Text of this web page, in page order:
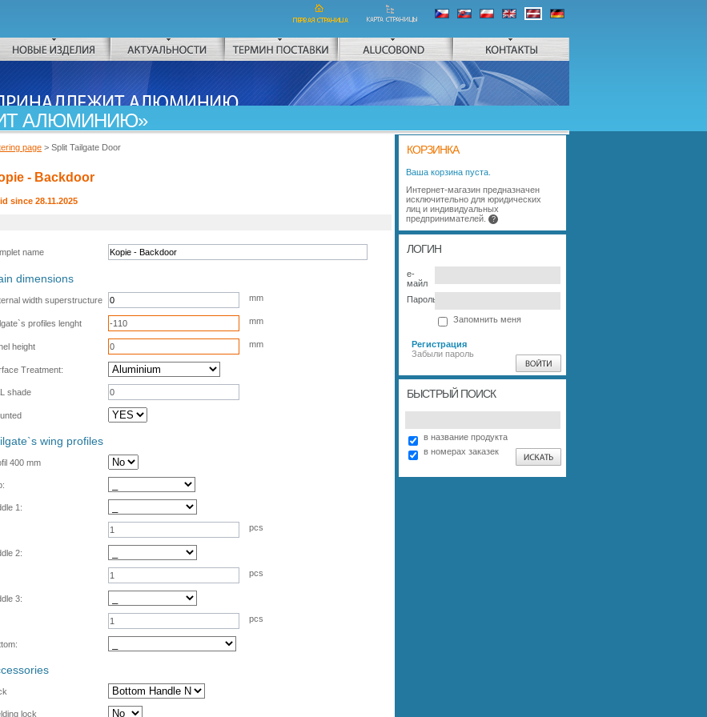
НОВЫЕ ИЗДЕЛИЯ АКТУАЛЬНОСТИ ТЕРМИН ПОСТАВКИ ALUCOBOND КОНТАКТЫ
АЛЮМИНИЮ
page > Split Tailgate Door
- Backdoor
since 28.11.2025
name
dimensions
width superstructure mm
profiles lenght mm
height mm
Treatment:
shade
wing profiles
400 mm
1:
pcs
2:
pcs
3:
pcs
lock
КОРЗИНКА
Ваша корзина пуста.
Интернет-магазин предназначен
исключительно для юридических
лиц и индивидуальных
предпринимателей.
?
ЛОГИН
е-
майл
Пароль
Запомнить меня
Регистрация
Забыли пароль
БЫСТРЫЙ ПОИСК
в название продукта
в номерах заказек